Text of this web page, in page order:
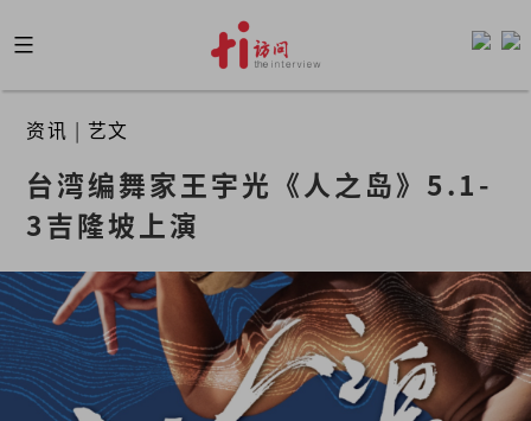
to
content
资讯 | 艺文
台湾编舞家王宇光《人之岛》5.1-
3吉隆坡上演